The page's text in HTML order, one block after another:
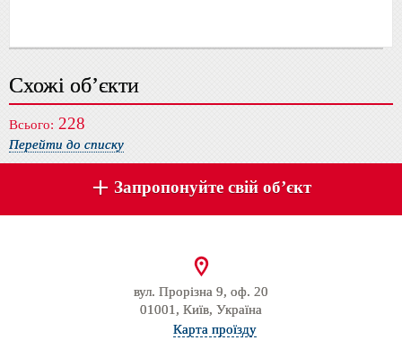
Схожі об’єкти
Всього: 228
Перейти до списку
Запропонуйте свій об’єкт
вул. Прорізна 9, оф. 20
01001, Київ, Україна
Карта проїзду